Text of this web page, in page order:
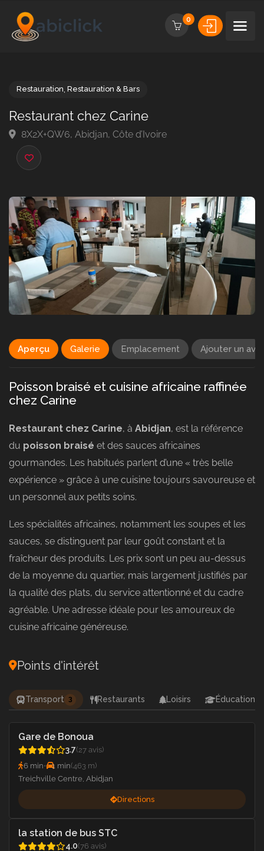
0
Restaurant chez Carine
8X2X+QW6, Abidjan, Côte d’Ivoire
Aperçu Galerie Emplacement Ajouter un avis
Poisson braisé et cuisine africaine raffinée
chez Carine
Restaurant chez Carine, à Abidjan, est la référence
du poisson braisé et des sauces africaines
gourmandes. Les habitués parlent d’une « très belle
expérience » grâce à une cuisine toujours savoureuse et
un personnel aux petits soins.
Les spécialités africaines, notamment les soupes et les
sauces, se distinguent par leur goût constant et la
fraîcheur des produits. Les prix sont un peu au-dessus
de la moyenne du quartier, mais largement justifiés par
la qualité des plats, du service attentionné et du cadre
agréable. Une adresse idéale pour les amoureux de
cuisine africaine généreuse.
Points d'intérêt
Transport 3 Restaurants Loisirs Éducation
Gare de Bonoua
3.7(27 avis)
6 min• 1 min(463 m)
Treichville Centre, Abidjan
Directions
la station de bus STC
4.0(76 avis)